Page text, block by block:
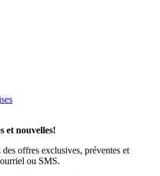
et nouvelles!
offres exclusives, préventes et
ou SMS.